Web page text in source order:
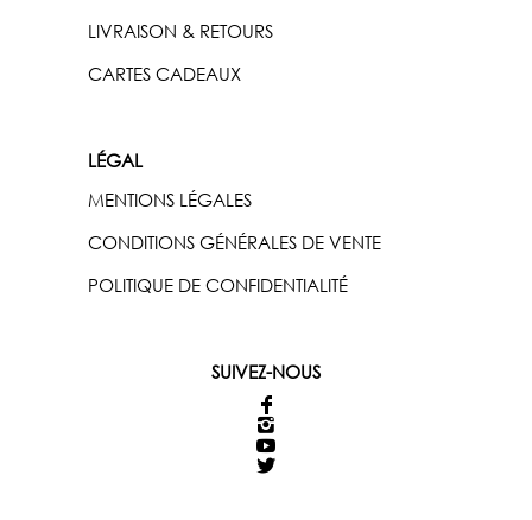
LIVRAISON & RETOURS
CARTES CADEAUX
LÉGAL
MENTIONS LÉGALES
CONDITIONS GÉNÉRALES DE VENTE
POLITIQUE DE CONFIDENTIALITÉ
SUIVEZ-NOUS